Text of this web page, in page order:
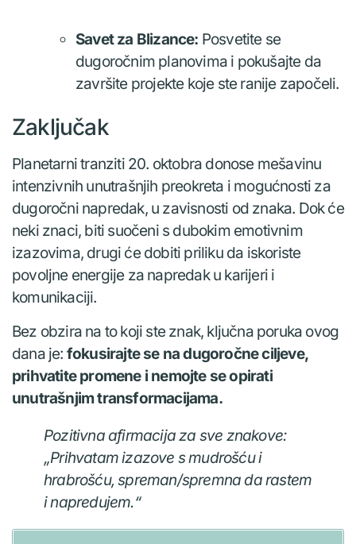
Savet za Blizance: Posvetite se
dugoročnim planovima i pokušajte da
završite projekte koje ste ranije započeli.
Zaključak
Planetarni tranziti 20. oktobra donose mešavinu
intenzivnih unutrašnjih preokreta i mogućnosti za
dugoročni napredak, u zavisnosti od znaka. Dok će
neki znaci, biti suočeni s dubokim emotivnim
izazovima, drugi će dobiti priliku da iskoriste
povoljne energije za napredak u karijeri i
komunikaciji.
Bez obzira na to koji ste znak, ključna poruka ovog
dana je: fokusirajte se na dugoročne ciljeve,
prihvatite promene i nemojte se opirati
unutrašnjim transformacijama.
Pozitivna afirmacija za sve znakove:
„Prihvatam izazove s mudrošću i
hrabrošću, spreman/spremna da rastem
i napredujem.“